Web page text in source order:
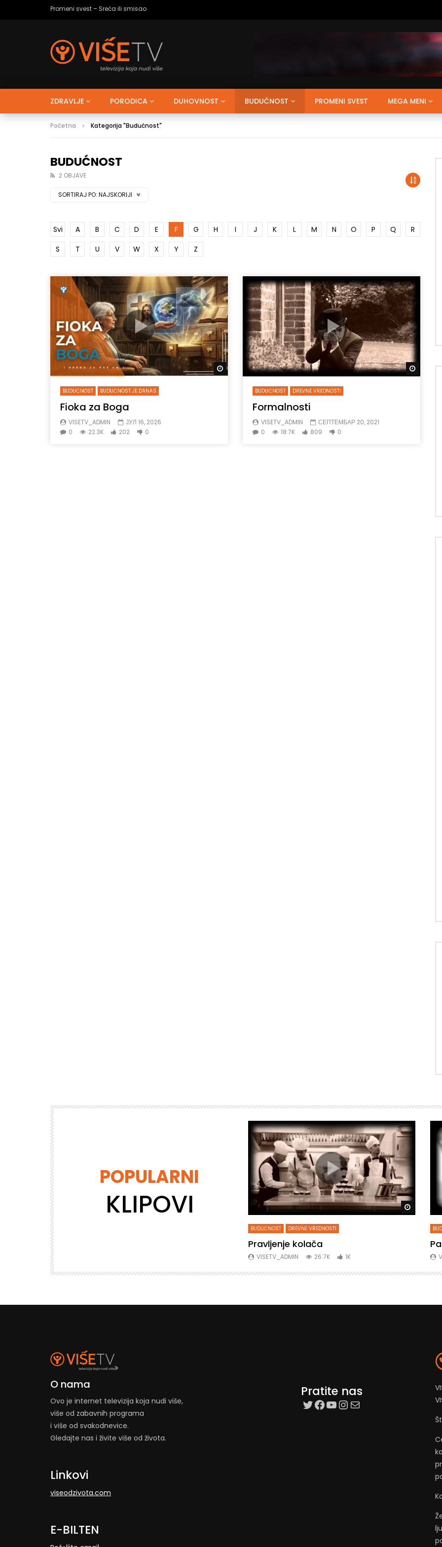
Ja tako volim – Strah od budućnosti
ZDRAVLJE PORODICA DUHOVNOST BUDUĆNOST PROMENI SVEST MEGA MENI
Početna Kategorija "Budućnost"
BUDUĆNOST
2 OBJAVE
SORTIRAJ PO: NAJSKORIJI
Svi A B C D E F G H I J K L M N O P Q
R
S
T U V W X Y Z
Gledaj kasnije
BUDUĆNOST BUDUĆNOST JE DANAS
Fioka za Boga
VISETV_ADMIN
ЈУЛ 16, 2026
0
22.3K 202 0
BUDUĆNOST DREVNE VREDNOSTI
Formalnosti
VISETV_ADMIN
СЕПТЕМБАР 20, 2021
0
18.7K 809 0
POPULARNI
KLIPOVI
Gledaj kasnije Gledaj kasnije Gledaj
BUDUĆNOST DREVNE VREDNOSTI
Pravljenje kolača
VISETV_ADMIN 26.7K 1K
O nama
Ovo je internet televizija koja nudi više,
više od zabavnih programa
i više od svakodnevice.
Gledajte nas i živite više od života.
Linkovi
viseodzivota.com
E-BILTEN
Pratite nas
target=”_blank”
Facebook
YouTube
Instagram
Mail